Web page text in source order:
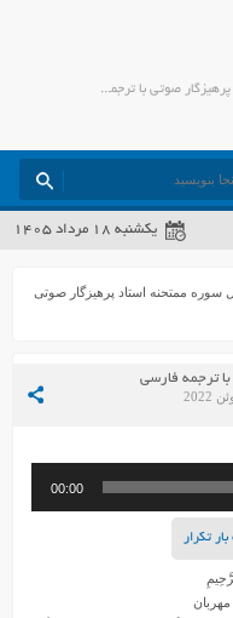
دانلود ترتیل سوره ممتحنه استاد پرهیزگار صوتی با ترجمه فارسی - جمیل مدیا
یکشنبه ۱۸ مرداد ۱۴۰۵
سوره ممتحنه استاد پرهیزگار صوتی
ترجمه فارسی
00:00
تکرار
مهربان